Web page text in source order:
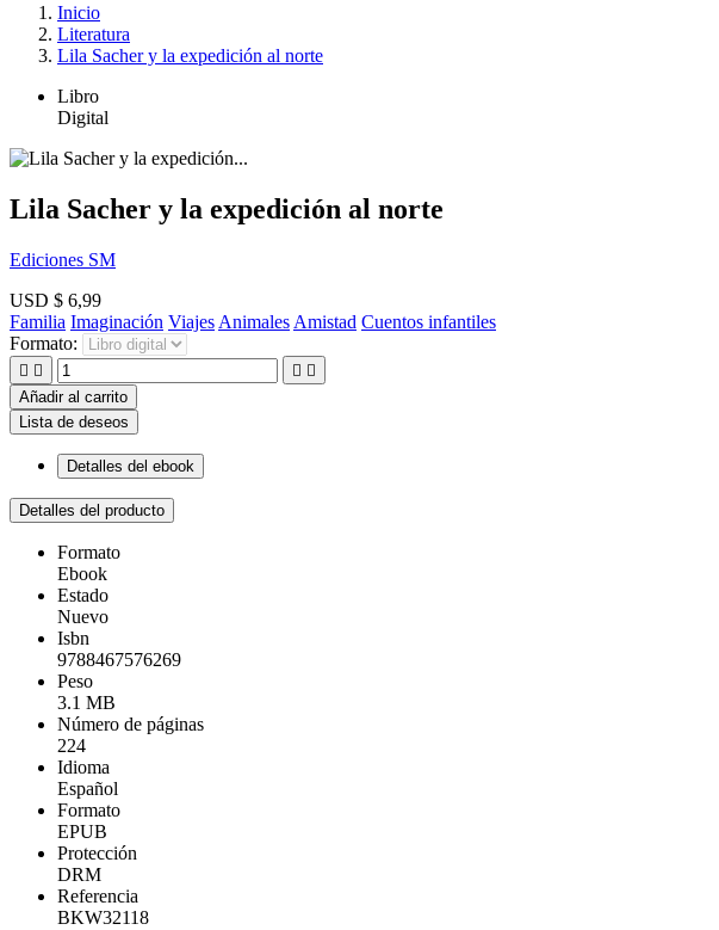
Inicio
Literatura
Lila Sacher y la expedición al norte
Libro
Digital
Lila Sacher y la expedición al norte
Ediciones SM
USD $ 6,99
Familia Imaginación Viajes Animales Amistad Cuentos infantiles
Formato:
   
Añadir al carrito
Lista de deseos
Detalles del ebook
Detalles del producto
Formato
Ebook
Estado
Nuevo
Isbn
9788467576269
Peso
3.1 MB
Número de páginas
224
Idioma
Español
Formato
EPUB
Protección
DRM
Referencia
BKW32118